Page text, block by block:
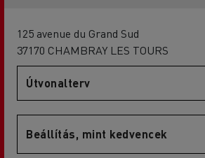
125 avenue du Grand Sud
37170 CHAMBRAY LES TOURS
Útvonalterv
Beállítás, mint kedvencek